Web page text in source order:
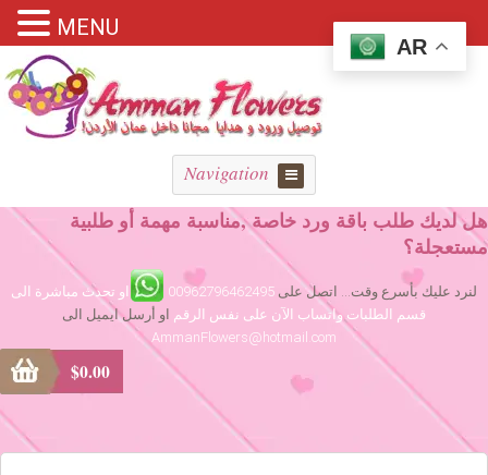
Navigation
هل لديك طلب باقة ورد خاصة ,مناسبة مهمة أو طلبية
مستعجلة؟
لنرد عليك بأسرع وقت... اتصل على 00962796462495
او تحدث مباشرة الى
قسم الطلبات واتساب الآن على نفس الرقم او أرسل ايميل الى
AmmanFlowers@hotmail.com
$0.00
AR
MENU